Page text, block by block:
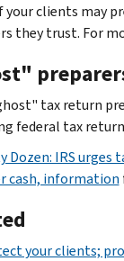
your clients may
they trust. For
tax return
federal tax
Dozen: IRS
cash, information
your clients;